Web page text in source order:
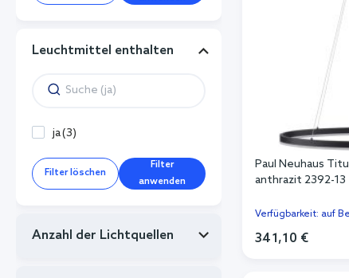
Paul Neuhaus
anthrazit 2392-13
Verfügbarkeit: auf
341,10 €
Leuchtmittel enthalten
ja(3)
Filter löschen
Filter
anwenden
Anzahl der Lichtquellen